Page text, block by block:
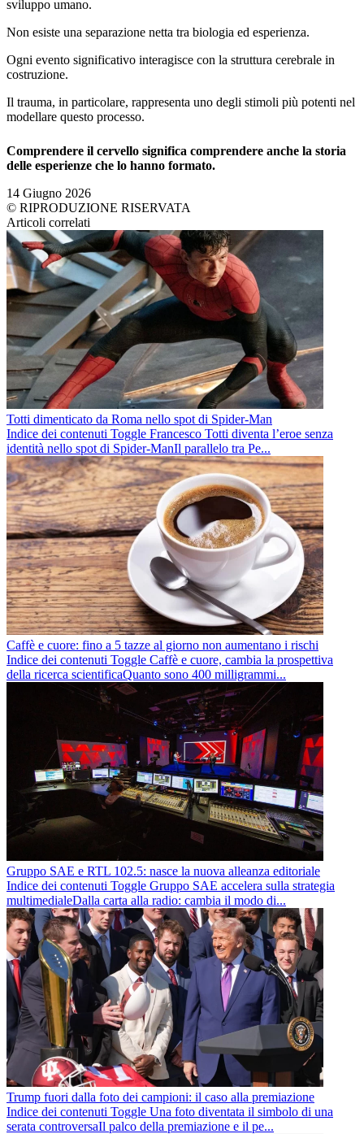
sviluppo umano.
Non esiste una separazione netta tra biologia ed esperienza.
Ogni evento significativo interagisce con la struttura cerebrale in
costruzione.
Il trauma, in particolare, rappresenta uno degli stimoli più potenti nel
modellare questo processo.
Comprendere il cervello significa comprendere anche la storia
delle esperienze che lo hanno formato.
14 Giugno 2026
© RIPRODUZIONE RISERVATA
Articoli correlati
Totti dimenticato da Roma nello spot di Spider-Man
Indice dei contenuti Toggle Francesco Totti diventa l’eroe senza
identità nello spot di Spider-ManIl parallelo tra Pe...
Caffè e cuore: fino a 5 tazze al giorno non aumentano i rischi
Indice dei contenuti Toggle Caffè e cuore, cambia la prospettiva
della ricerca scientificaQuanto sono 400 milligrammi...
Gruppo SAE e RTL 102.5: nasce la nuova alleanza editoriale
Indice dei contenuti Toggle Gruppo SAE accelera sulla strategia
multimedialeDalla carta alla radio: cambia il modo di...
Trump fuori dalla foto dei campioni: il caso alla premiazione
Indice dei contenuti Toggle Una foto diventata il simbolo di una
serata controversaIl palco della premiazione e il pe...